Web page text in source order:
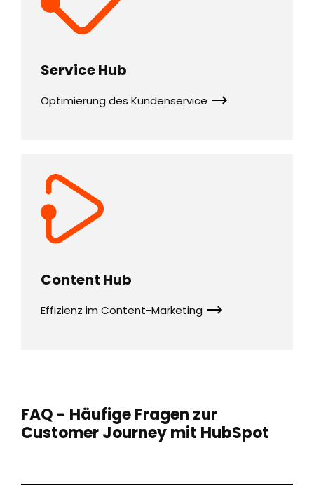
Service Hub
Optimierung des Kundenservice
Content Hub
Effizienz im Content-Marketing
FAQ - Häufige Fragen zur
Customer Journey mit HubSpot